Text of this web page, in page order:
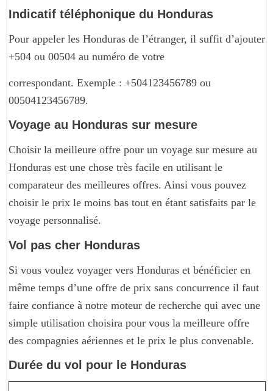
Indicatif téléphonique du Honduras
Pour appeler les Honduras de l’étranger, il suffit d’ajouter
+504 ou 00504 au numéro de votre
correspondant. Exemple : +504123456789 ou
00504123456789.
Voyage au Honduras sur mesure
Choisir la meilleure offre pour un voyage sur mesure au
Honduras est une chose très facile en utilisant le
comparateur des meilleures offres. Ainsi vous pouvez
choisir le prix le moins bas tout en étant satisfaits par le
voyage personnalisé.
Vol pas cher Honduras
Si vous voulez voyager vers Honduras et bénéficier en
même temps d’une offre de prix sans concurrence il faut
faire confiance à notre moteur de recherche qui avec une
simple utilisation choisira pour vous la meilleure offre
des compagnies aériennes et le prix le plus convenable.
Durée du vol pour le Honduras